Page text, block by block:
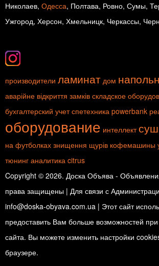
Николаев, Одесса, Полтава, Ровно, Сумы,
Ужгород, Херсон, Хмельницк, Черкассы,
производители ламинат дом
аварійне відкриття замків складское
бухгалтерский учет спетехника powerbank
оборудование интеллект
на футболках знищення щурів кофемашины
тюнинг аналитика citrus
Copyright © 2026. Доска Объява -
права защищены | Для связи с
info@doska-obyava.com.ua | Этот сайт
предоставить Вам больше возможностей
сайта. Вы можете изменить настройки
браузере.